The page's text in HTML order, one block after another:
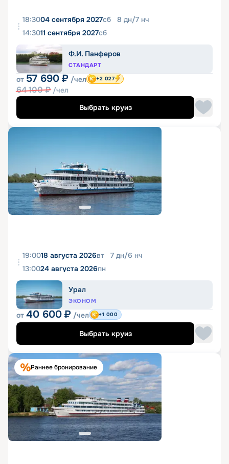
18:3004 сентября 2027сб 8 дн/7 нч
14:3011 сентября 2027сб
Ф.И. Панферов
СТАНДАРТ
от 57 690 ₽ /чел
64 100₽ /чел
+2 027
Выбрать круиз
19:0018 августа 2026вт 7 дн/6 нч
13:0024 августа 2026пн
Урал
ЭКОНОМ
от 40 600 ₽ /чел +1 000
Выбрать круиз
Раннее бронирование